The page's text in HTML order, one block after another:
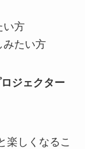
い方
みたい方
ジェクター
楽しくなるこ